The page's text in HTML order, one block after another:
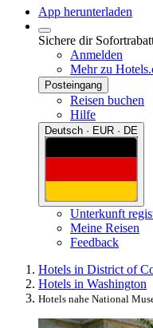
App herunterladen
Sichere dir
Anmelden
Mehr zu
Posteingang
Reisen buchen
Hilfe
Deutsch · EUR · DE
Unterkunft
Meine Reisen
Feedback
Hotels in District of
Hotels in Washington
Hotels nahe National